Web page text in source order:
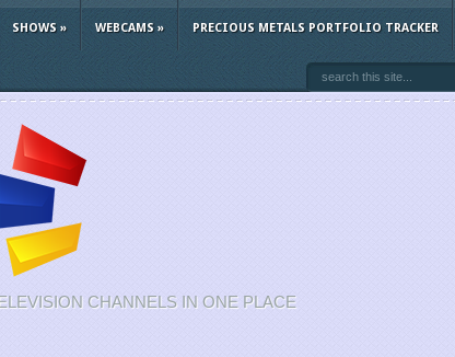
SHOWS » WEBCAMS » PRECIOUS METALS PORTFOLIO TRACKER
CHANNELS IN ONE PLACE